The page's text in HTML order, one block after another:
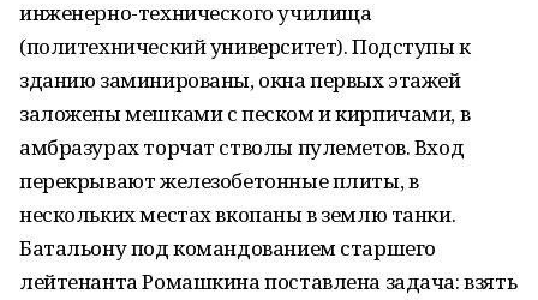
инженерно-технического училища
(политехнический университет). Подступы к
зданию заминированы, окна первых этажей
заложены мешками с песком и кирпичами, в
амбразурах торчат стволы пулеметов. Вход
перекрывают железобетонные плиты, в
нескольких местах вкопаны в землю танки.
Батальону под командованием старшего
лейтенанта Ромашкина поставлена задача: взять